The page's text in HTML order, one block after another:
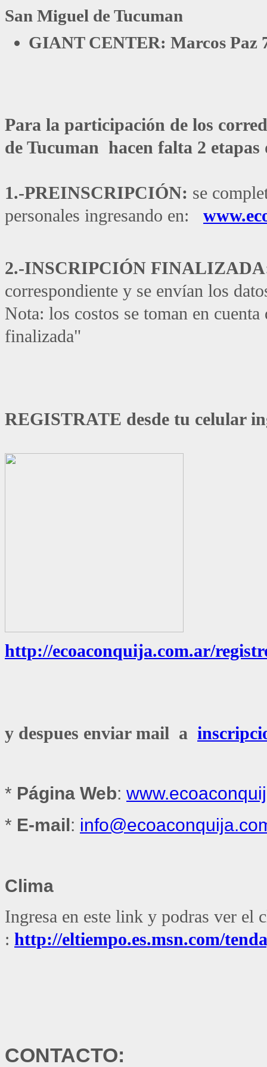
San Miguel de Tucuman
GIANT CENTER: Marcos Paz
Para la participación de los
de Tucuman hacen falta 2
1.-PREINSCRIPCIÓN: se
personales ingresando en:
2.-INSCRIPCIÓN
correspondiente y se envían los
Nota: los costos se toman en
finalizada"
REGISTRATE desde tu celular
http://ecoaconquija.com.ar/
y despues enviar mail a
* Página Web:
* E-mail:
Clima
Ingresa en este link y podras ver el
: http://eltiempo.es.msn.com/
CONTACTO: